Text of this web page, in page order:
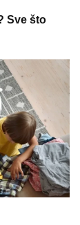
Sve što